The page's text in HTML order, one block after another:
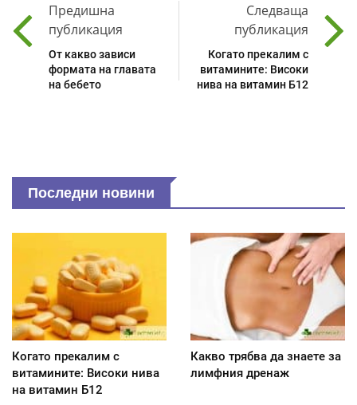
Предишна
публикация
От какво зависи
формата на главата
на бебето
Следваща
публикация
Когато прекалим с
витамините: Високи
нива на витамин Б12
Последни новини
Когато прекалим с
витамините: Високи нива
на витамин Б12
Какво трябва да знаете за
лимфния дренаж